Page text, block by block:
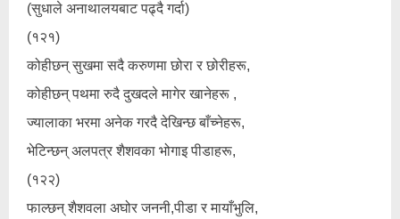
(सुधाले अनाथालयबाट पढ्दै गर्दा)
(१२१)
कोहीछन् सुखमा सदै करुणमा छोरा र छोरीहरू,
कोहीछन् पथमा रुदै दुखदले मागेर खानेहरू ,
ज्यालाका भरमा अनेक गरदै देखिन्छ बाँच्नेहरू,
भेटिन्छन् अलपत्र शैशवका भोगाइ पीडाहरू,
(१२२)
फाल्छन् शैशवला अघोर जननी,पीडा र मायाँभुलि,